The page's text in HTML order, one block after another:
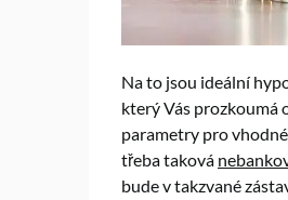
Na to jsou ideální
který Vás prozkoumá
parametry pro
třeba taková
bude v takzvané